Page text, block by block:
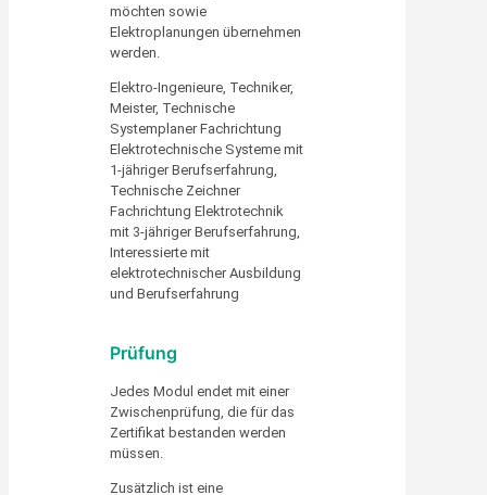
möchten sowie
Elektroplanungen übernehmen
werden.
Elektro-Ingenieure, Techniker,
Meister, Technische
Systemplaner Fachrichtung
Elektrotechnische Systeme mit
1-jähriger Berufserfahrung,
Technische Zeichner
Fachrichtung Elektrotechnik
mit 3-jähriger Berufserfahrung,
Interessierte mit
elektrotechnischer Ausbildung
und Berufserfahrung
Prüfung
Jedes Modul endet mit einer
Zwischenprüfung, die für das
Zertifikat bestanden werden
müssen.
Zusätzlich ist eine